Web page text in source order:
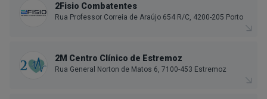
2Fisio Combatentes
Rua Professor Correia de Araújo 654 R/C, 4200-205 Porto
2M Centro Clínico de Estremoz
Rua General Norton de Matos 6, 7100-453 Estremoz